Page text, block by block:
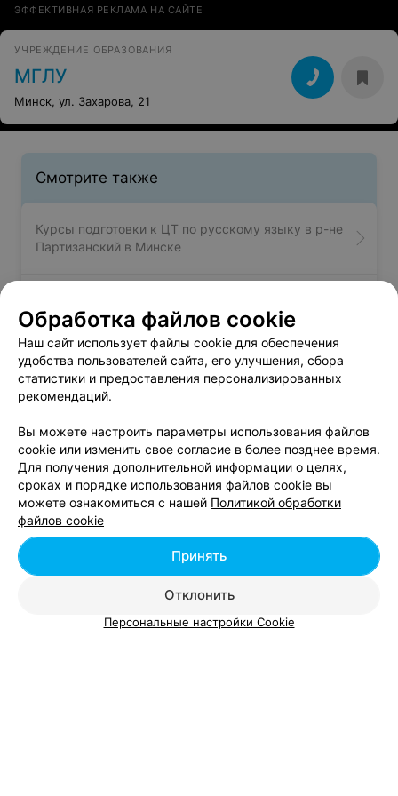
ЭФФЕКТИВНАЯ РЕКЛАМА НА САЙТЕ
УЧРЕЖДЕНИЕ ОБРАЗОВАНИЯ
МГЛУ
Минск, ул. Захарова, 21
Смотрите также
Курсы подготовки к ЦТ по русскому языку в р-не
Партизанский в Минске
Партизанский в Минске
Курсы парикмахеров - Партизанский район в
Минске
Добавить компанию
Добавить специалиста
Обработка файлов cookie
Наш сайт использует файлы cookie для обеспечения
удобства пользователей сайта, его улучшения, сбора
статистики и предоставления персонализированных
рекомендаций.
Вы можете настроить параметры использования файлов
cookie или изменить свое согласие в более позднее время.
Для получения дополнительной информации о целях,
сроках и порядке использования файлов cookie вы
можете ознакомиться с нашей Политикой обработки
файлов cookie
Отклонить
Принять
Персональные настройки Cookie